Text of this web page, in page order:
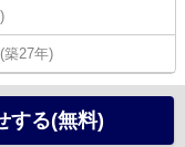
築27年)
する(無料)